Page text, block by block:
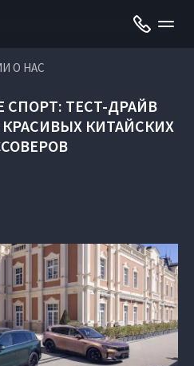
О НАС
СПОРТ: ТЕСТ-ДРАЙВ
КИТАЙСКИХ